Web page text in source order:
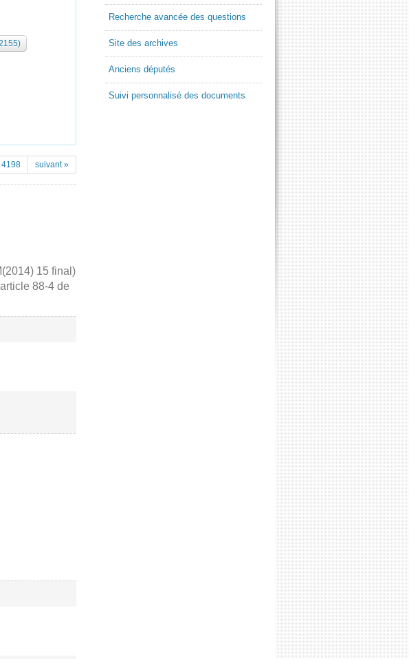
4198 suivant »
15 final)
88-4 de
Recherche avancée des questions
Site des archives
Anciens députés
Suivi personnalisé des documents